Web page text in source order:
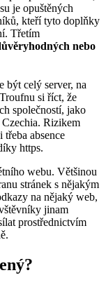
je opuštěných
kteří tyto doplňky
Třetím
nebo
být celý server, na
si říct, že
společností, jako
Rizikem
i třeba absence
https.
webu. Většinou
stránek s nějakým
na nějaký web,
jinam
prostřednictvím